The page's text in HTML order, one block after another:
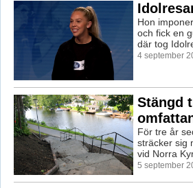
Hon
och fick en
där tog
4 september
Stängd
För tre år
sträcker sig
vid Norra
5 september